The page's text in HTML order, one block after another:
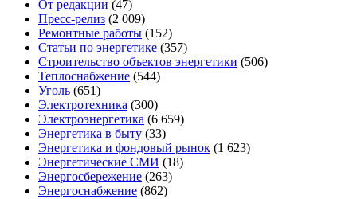
От редакции (47)
Пресс-релиз (2 009)
Ремонтные работы (152)
Статьи по энергетике (357)
Строительство объектов энергетики (506)
Теплоснабжение (544)
Уголь (651)
Электротехника (300)
Электроэнергетика (6 659)
Энергетика в быту (33)
Энергетика и фондовый рынок (1 623)
Энергетические СМИ (18)
Энергосбережение (263)
Энергоснабжение (862)